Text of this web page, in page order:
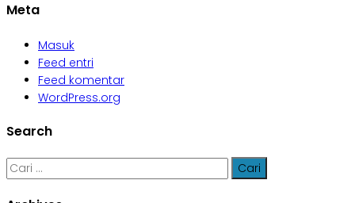
Meta
Masuk
Feed entri
Feed komentar
WordPress.org
Search
Cari
untuk: